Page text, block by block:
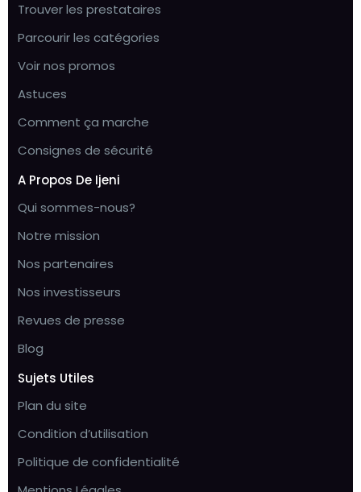
Trouver les prestataires
Parcourir les catégories
Voir nos promos
Astuces
Comment ça marche
Consignes de sécurité
A Propos De Ijeni
Qui sommes-nous?
Notre mission
Nos partenaires
Nos investisseurs
Revues de presse
Blog
Sujets Utiles
Plan du site
Condition d’utilisation
Politique de confidentialité